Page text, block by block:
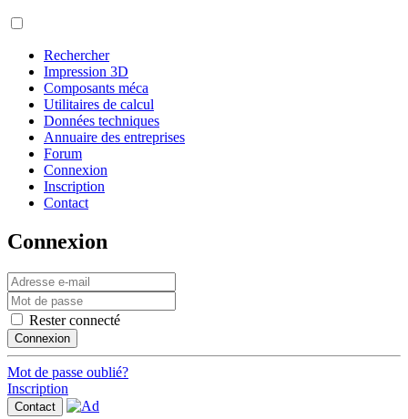
Rechercher
Impression 3D
Composants méca
Utilitaires de calcul
Données techniques
Annuaire des entreprises
Forum
Connexion
Inscription
Contact
Connexion
Rester connecté
Connexion
Mot de passe oublié?
Inscription
Contact